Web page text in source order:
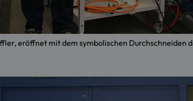
eröffnet mit dem symbolischen Durchschneiden